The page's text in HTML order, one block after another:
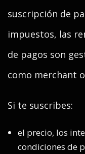
suscripción de
impuestos, las
de pagos son
como merchant
Si te suscribes:
el precio, los
condiciones de